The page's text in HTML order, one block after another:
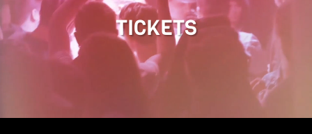
TICKETS